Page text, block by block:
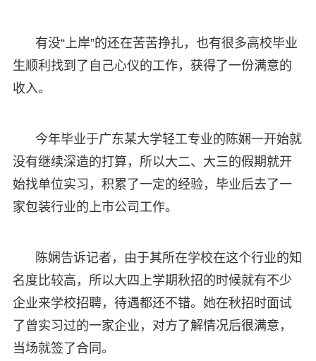
有没“上岸”的还在苦苦挣扎，也有很多高校毕业
生顺利找到了自己心仪的工作，获得了一份满意的
收入。
今年毕业于广东某大学轻工专业的陈娴一开始就
没有继续深造的打算，所以大二、大三的假期就开
始找单位实习，积累了一定的经验，毕业后去了一
家包装行业的上市公司工作。
陈娴告诉记者，由于其所在学校在这个行业的知
名度比较高，所以大四上学期秋招的时候就有不少
企业来学校招聘，待遇都还不错。她在秋招时面试
了曾实习过的一家企业，对方了解情况后很满意，
当场就签了合同。